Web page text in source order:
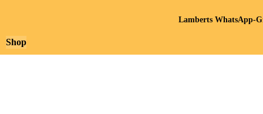
Shop
Lamberts WhatsApp-